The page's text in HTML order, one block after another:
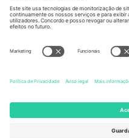
Germany
Unter den Linden 24, 10117
United States
Newark, Delaware 19713, United
States